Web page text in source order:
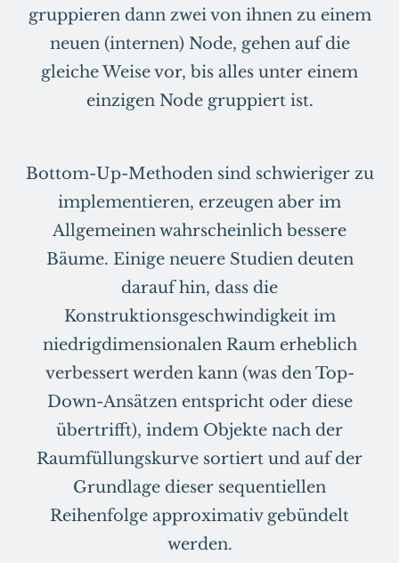
gruppieren dann zwei von ihnen zu einem
neuen (internen) Node, gehen auf die
gleiche Weise vor, bis alles unter einem
einzigen Node gruppiert ist.
Bottom-Up-Methoden sind schwieriger zu
implementieren, erzeugen aber im
Allgemeinen wahrscheinlich bessere
Bäume. Einige neuere Studien deuten
darauf hin, dass die
Konstruktionsgeschwindigkeit im
niedrigdimensionalen Raum erheblich
verbessert werden kann (was den Top-
Down-Ansätzen entspricht oder diese
übertrifft), indem Objekte nach der
Raumfüllungskurve sortiert und auf der
Grundlage dieser sequentiellen
Reihenfolge approximativ gebündelt
werden.